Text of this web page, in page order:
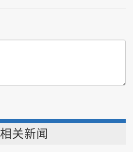
相关新闻